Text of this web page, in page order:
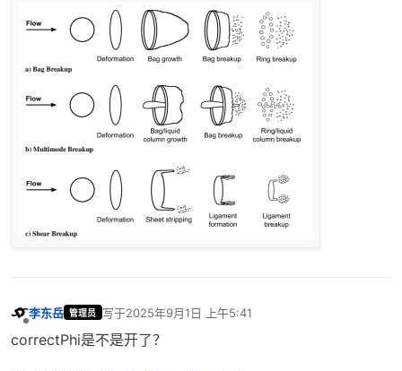
李东岳 管理员 写于2025年9月1日 上午5:41
最后由 编辑
correctPhi是不是开了？